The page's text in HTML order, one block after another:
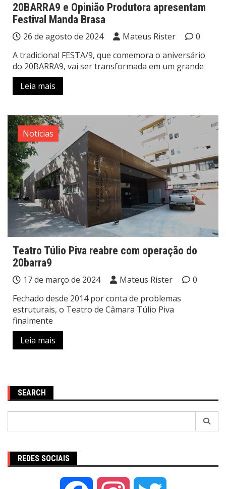
20BARRA9 e Opinião Produtora apresentam
Festival Manda Brasa
26 de agosto de 2024 Mateus Rister
0
A tradicional FESTA/9, que comemora o aniversário
do 20BARRA9, vai ser transformada em um grande
Leia mais
Notícias
Teatro Túlio Piva reabre com operação do
20barra9
17 de março de 2024 Mateus Rister
0
Fechado desde 2014 por conta de problemas
estruturais, o Teatro de Câmara Túlio Piva
finalmente
Leia mais
SEARCH
REDES SOCIAIS